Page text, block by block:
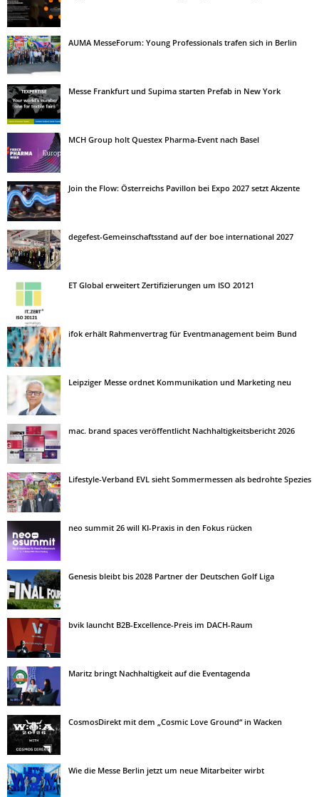
AUMA MesseForum: Young Professionals trafen sich in Berlin
Messe Frankfurt und Supima starten Prefab in New York
MCH Group holt Questex Pharma-Event nach Basel
Join the Flow: Österreichs Pavillon bei Expo 2027 setzt Akzente
degefest-Gemeinschaftsstand auf der boe international 2027
ET Global erweitert Zertifizierungen um ISO 20121
ifok erhält Rahmenvertrag für Eventmanagement beim Bund
Leipziger Messe ordnet Kommunikation und Marketing neu
mac. brand spaces veröffentlicht Nachhaltigkeitsbericht 2026
Lifestyle-Verband EVL sieht Sommermessen als bedrohte Spezies
neo summit 26 will KI-Praxis in den Fokus rücken
Genesis bleibt bis 2028 Partner der Deutschen Golf Liga
bvik launcht B2B-Excellence-Preis im DACH-Raum
Maritz bringt Nachhaltigkeit auf die Eventagenda
CosmosDirekt mit dem „Cosmic Love Ground“ in Wacken
Wie die Messe Berlin jetzt um neue Mitarbeiter wirbt